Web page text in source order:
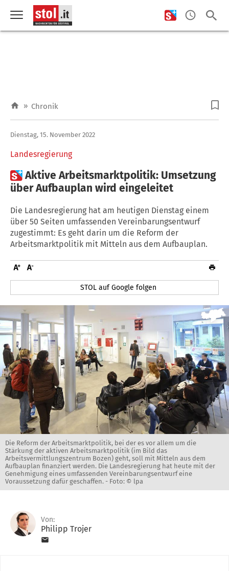
» Chronik
Landesregierung
Dienstag, 15. November 2022
Aktive Arbeitsmarktpolitik: Umsetzung
über Aufbauplan wird eingeleitet
Die Landesregierung hat am heutigen Dienstag einem
über 50 Seiten umfassenden Vereinbarungsentwurf
zugestimmt: Es geht darin um die Reform der
Arbeitsmarktpolitik mit Mitteln aus dem Aufbauplan.
STOL auf Google folgen
Die Reform der Arbeitsmarktpolitik, bei der es vor allem um die
Stärkung der aktiven Arbeitsmarktpolitik (im Bild das
Arbeitsvermittlungszentrum Bozen) geht, soll mit Mitteln aus dem
Aufbauplan finanziert werden. Die Landesregierung hat heute mit der
Genehmigung eines umfassenden Vereinbarungsentwurf eine
Voraussetzung dafür geschaffen. - Foto: © lpa
Von:
Philipp Trojer